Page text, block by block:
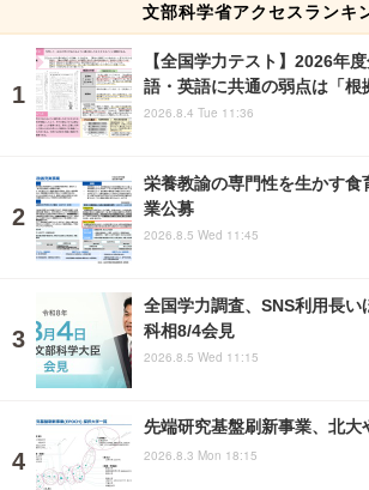
文部科学省アクセスランキ
【全国学力テスト】2026年
語・英語に共通の弱点は「根
2026.8.4 Tue 11:36
栄養教諭の専門性を生かす食
業公募
2026.8.5 Wed 11:45
全国学力調査、SNS利用長
科相8/4会見
2026.8.5 Wed 11:15
先端研究基盤刷新事業、北大
2026.8.3 Mon 18:15